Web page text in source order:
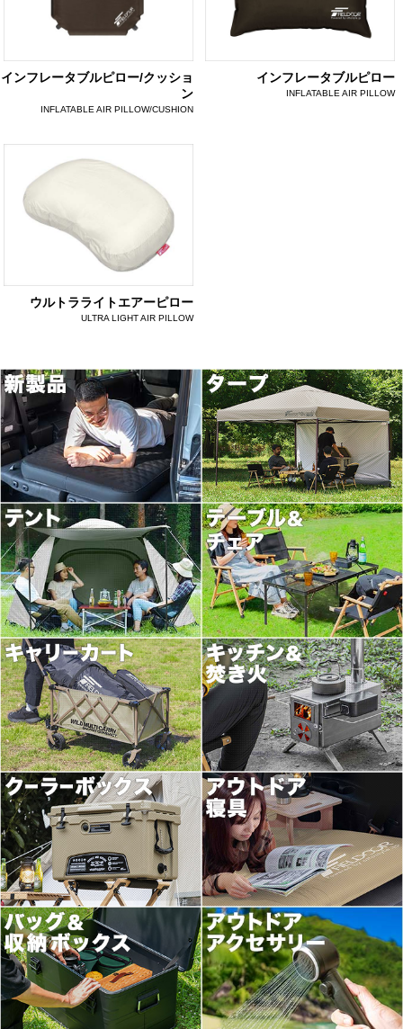
インフレータブルピロー/クッショ
ン
INFLATABLE AIR PILLOW/CUSHION
インフレータブルピロー
INFLATABLE AIR PILLOW
ウルトラライトエアーピロー
ULTRA LIGHT AIR PILLOW